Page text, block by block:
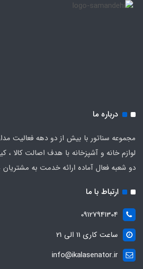
درباره ما
مجموعه سناتور با بیش از دو دهه فعالیت
لوازم خانه و آشپزخانه با هدف اصالت کالا ،
دو شعبه فعال آماده ارائه خدمت به
ارتباط با ما
09127941304
ساعت کاری 11 الی 21
info@ikalasenator.ir